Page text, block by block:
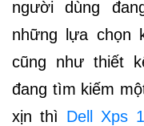
người dùng
những lựa chọn
cũng như thiết
đang tìm kiếm
xịn thì Dell Xps